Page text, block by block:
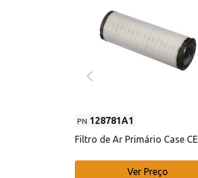
PN 128781A1
Filtro de Ar Primário Case CE
Ver Preço